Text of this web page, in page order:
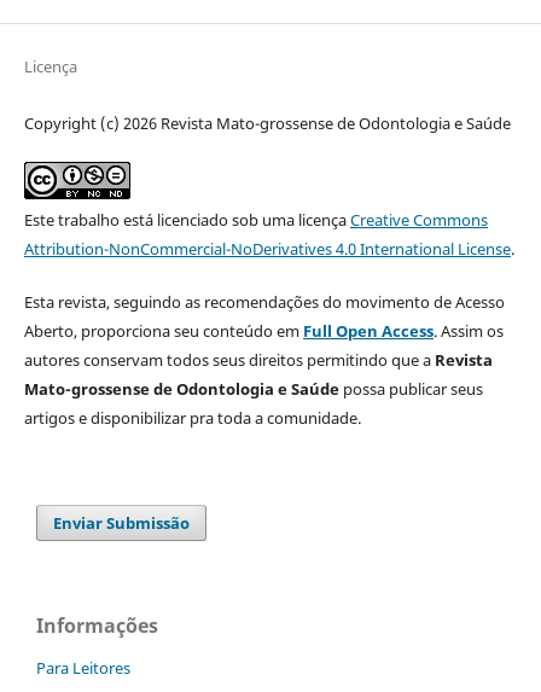
Licença
Copyright (c) 2026 Revista Mato-grossense de Odontologia e Saúde
Este trabalho está licenciado sob uma licençaCreative Commons
Attribution-NonCommercial-NoDerivatives 4.0 International License.
Esta revista, seguindo as recomendações do movimento de Acesso
Aberto, proporciona seu conteúdo em Full Open Access. Assim os
autores conservam todos seus direitos permitindo que a Revista
Mato-grossense de Odontologia e Saúdepossa publicar seus
artigos e disponibilizar pra toda a comunidade.
Enviar Submissão
Informações
Para Leitores